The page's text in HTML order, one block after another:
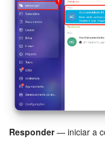
Criador de BI
Automação
Bitrix24.Sites
Loja On-line
Responder— iniciar a